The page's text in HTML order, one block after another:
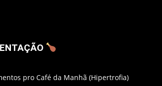
pro Café da Manhã (Hipertrofia)